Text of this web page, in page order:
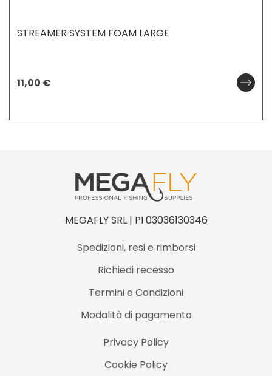
STREAMER SYSTEM FOAM LARGE
11,00 €
MEGAFLY SRL | PI 03036130346
Spedizioni, resi e rimborsi
Richiedi recesso
Termini e Condizioni
Modalità di pagamento
Privacy Policy
Cookie Policy